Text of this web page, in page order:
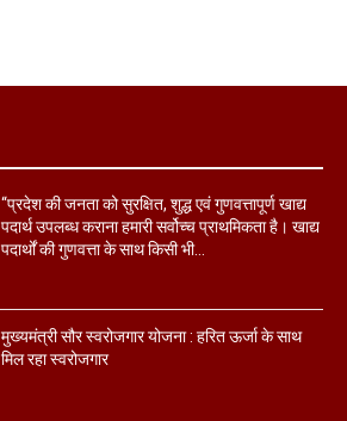
“प्रदेश की जनता को सुरक्षित, शुद्ध एवं गुणवत्तापूर्ण खाद्य
पदार्थ उपलब्ध कराना हमारी सर्वोच्च प्राथमिकता है। खाद्य
पदार्थों की गुणवत्ता के साथ किसी भी...
मुख्यमंत्री सौर स्वरोजगार योजना : हरित ऊर्जा के साथ
मिल रहा स्वरोजगार